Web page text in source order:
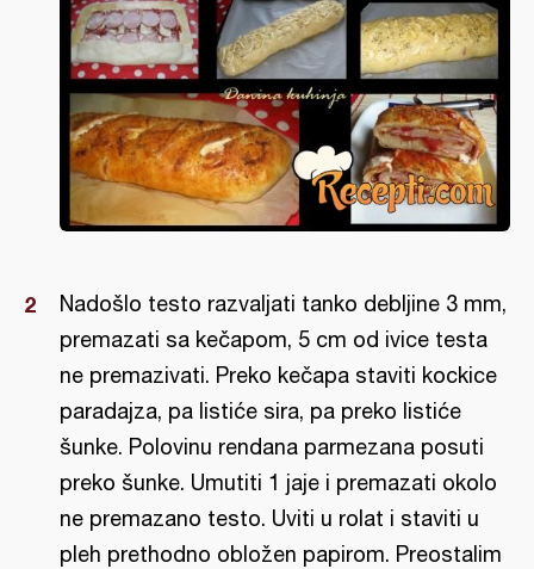
Nadošlo testo razvaljati tanko debljine 3 mm,
premazati sa kečapom, 5 cm od ivice testa
ne premazivati. Preko kečapa staviti kockice
paradajza, pa listiće sira, pa preko listiće
šunke. Polovinu rendana parmezana posuti
preko šunke. Umutiti 1 jaje i premazati okolo
ne premazano testo. Uviti u rolat i staviti u
pleh prethodno obložen papirom. Preostalim